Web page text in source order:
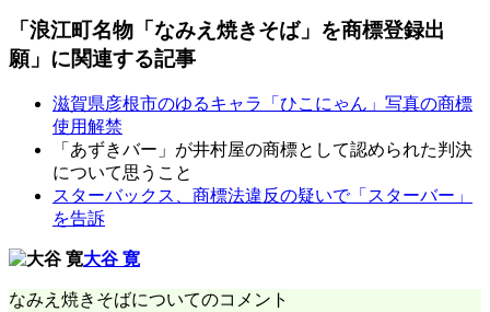
「浪江町名物「なみえ焼きそば」を商標登録出
願」に関連する記事
滋賀県彦根市のゆるキャラ「ひこにゃん」写真の商標
使用解禁
「あずきバー」が井村屋の商標として認められた判決
について思うこと
スターバックス、商標法違反の疑いで「スターバー」
を告訴
大谷 寛
なみえ焼きそばについてのコメント